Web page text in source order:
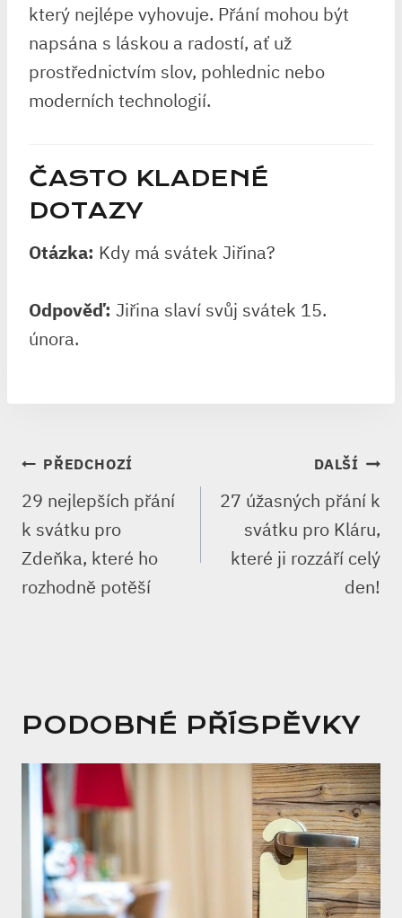
který nejlépe vyhovuje. Přání mohou být
napsána s láskou a radostí, ať už
prostřednictvím slov, pohlednic nebo
moderních technologií.
ČASTO KLADENÉ
DOTAZY
Otázka: Kdy má svátek Jiřina?
Odpověď: Jiřina slaví svůj svátek 15.
února.
NAVIGACE
PRO
PŘÍSPĚVEK
PŘEDCHOZÍ
29 nejlepších přání
k svátku pro
Zdeňka, které ho
rozhodně potěší
DALŠÍ
27 úžasných přání k
svátku pro Kláru,
které ji rozzáří celý
den!
PODOBNÉ PŘÍSPĚVKY